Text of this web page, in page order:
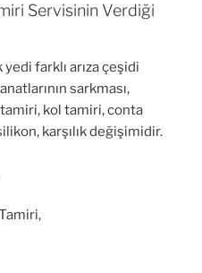
Servisinin Verdiği
farklı arıza çeşidi
sarkması,
kol tamiri, conta
karşılık değişimidir.